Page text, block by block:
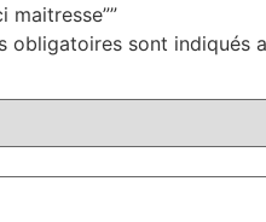
maitresse””
obligatoires sont indiqués